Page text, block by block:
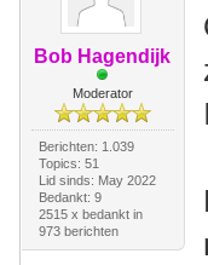
Bob Hagendijk
Moderator
Berichten: 1.039
Topics: 51
Lid sinds: May 2022
Bedankt: 9
2515 x bedankt in
973 berichten